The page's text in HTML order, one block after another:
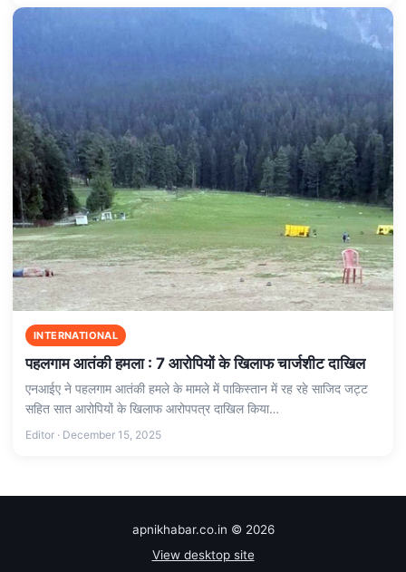
INTERNATIONAL
पहलगाम आतंकी हमला : 7 आरोपियों के खिलाफ चार्जशीट दाखिल
एनआईए ने पहलगाम आतंकी हमले के मामले में पाकिस्तान में रह रहे साजिद जट्ट
सहित सात आरोपियों के खिलाफ आरोपपत्र दाखिल किया…
Editor · December 15, 2025
apnikhabar.co.in © 2026
View desktop site